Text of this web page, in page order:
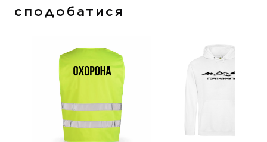
сподобатися